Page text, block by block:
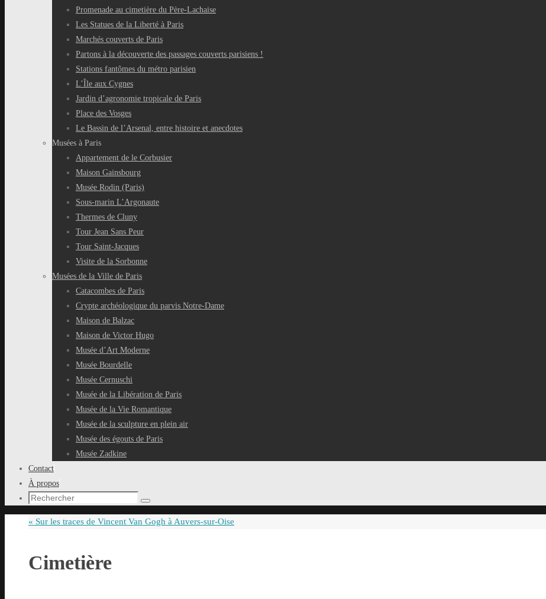
Promenade au cimetière du Père-Lachaise
Les Statues de la Liberté à Paris
Marchés couverts de Paris
Partons à la découverte des passages couverts parisiens !
Stations fantômes du métro parisien
L’Île aux Cygnes
Jardin d’agronomie tropicale de Paris
Place des Vosges
Le Bassin de l’Arsenal, entre histoire et anecdotes
Musées à Paris
Appartement de le Corbusier
Maison Gainsbourg
Musée Rodin (Paris)
Sous-marin L’Argonaute
Thermes de Cluny
Tour Jean Sans Peur
Tour Saint-Jacques
Visite de la Sorbonne
Musées de la Ville de Paris
Catacombes de Paris
Crypte archéologique du parvis Notre-Dame
Maison de Balzac
Maison de Victor Hugo
Musée d’Art Moderne
Musée Bourdelle
Musée Cernuschi
Musée de la Libération de Paris
Musée de la Vie Romantique
Musée de la sculpture en plein air
Musée des égouts de Paris
Musée Zadkine
Contact
À propos
Recherche
:
Rechercher
« Sur les traces de Vincent Van Gogh à Auvers-sur-Oise
Cimetière